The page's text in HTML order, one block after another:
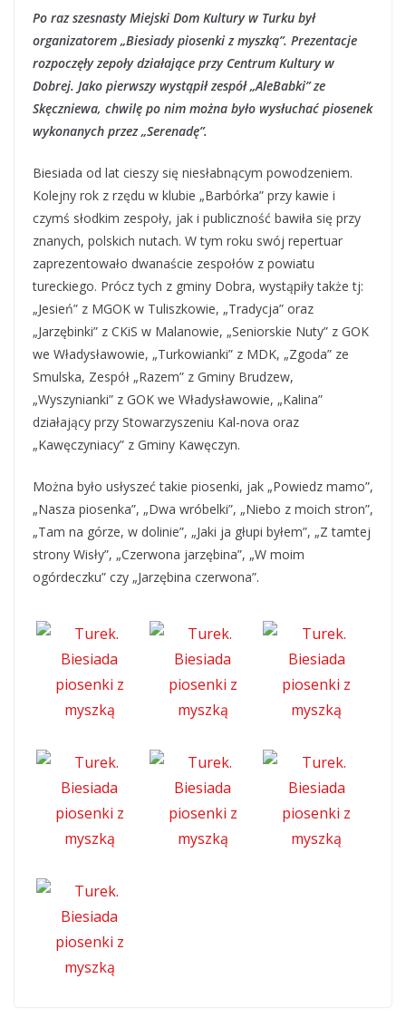
Po raz szesnasty Miejski Dom Kultury w Turku był
organizatorem „Biesiady piosenki z myszką”. Prezentacje
rozpoczęły zepoły działające przy Centrum Kultury w
Dobrej. Jako pierwszy wystąpiłzespół „AleBabki” ze
Skęczniewa, chwilę po nim można było wysłuchać piosenek
wykonanych przez „Serenadę”.
Biesiada od lat cieszy się niesłabnącym powodzeniem.
Kolejny rok z rzędu w klubie „Barbórka” przy kawie i
czymś słodkim zespoły, jak i publiczność bawiła się przy
znanych, polskich nutach. W tym roku swój repertuar
zaprezentowało dwanaście zespołów z powiatu
tureckiego. Prócz tych z gminy Dobra, wystąpiły także tj:
„Jesień” z MGOK w Tuliszkowie, „Tradycja” oraz
„Jarzębinki” z CKiS w Malanowie, „Seniorskie Nuty” z GOK
we Władysławowie, „Turkowianki” z MDK, „Zgoda” ze
Smulska, Zespół „Razem” z Gminy Brudzew,
„Wyszynianki” z GOK we Władysławowie, „Kalina”
działający przy Stowarzyszeniu Kal-nova oraz
„Kawęczyniacy” z Gminy Kawęczyn.
Można było usłyszeć takie piosenki, jak „Powiedz mamo”,
„Nasza piosenka”, „Dwa wróbelki”, „Niebo z moich stron”,
„Tam na górze, w dolinie”, „Jaki ja głupi byłem”, „Z tamtej
strony Wisły”, „Czerwona jarzębina”, „W moim
ogórdeczku” czy „Jarzębina czerwona”.